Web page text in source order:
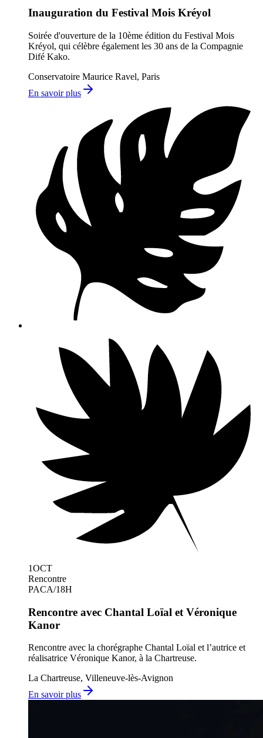
Inauguration du Festival Mois Kréyol
Soirée d'ouverture de la 10ème édition du Festival Mois
Kréyol, qui célèbre également les 30 ans de la Compagnie
Difé Kako.
Conservatoire Maurice Ravel, Paris
En savoir plus
1OCT
Rencontre
PACA/18H
Rencontre avec Chantal Loïal et Véronique
Kanor
Rencontre avec la chorégraphe Chantal Loïal et l’autrice et
réalisatrice Véronique Kanor, à la Chartreuse.
La Chartreuse, Villeneuve-lès-Avignon
En savoir plus